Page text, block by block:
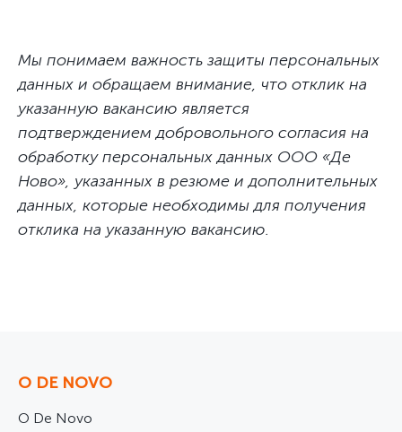
Мы понимаем важность защиты персональных
данных и обращаем внимание, что отклик на
указанную вакансию является
подтверждением добровольного согласия на
обработку персональных данных ООО «Де
Ново», указанных в резюме и дополнительных
данных, которые необходимы для получения
отклика на указанную вакансию.
О DE NOVO
О De Novo